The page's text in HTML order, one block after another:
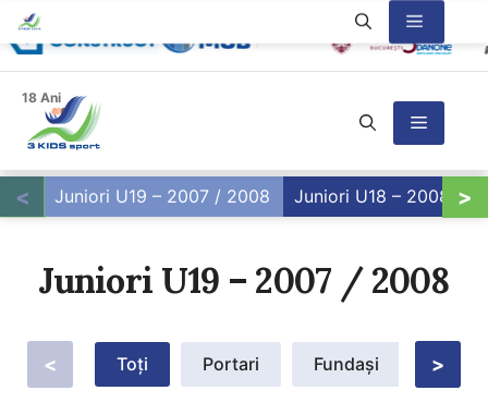
Sari
la
conținut
18 Ani
Meniu
Meniu
< Juniori U19 – 2007 / 2008 Juniori U18 – 2008 />
Juniori U19 – 2007 / 2008
< Toți Portari Fundași >